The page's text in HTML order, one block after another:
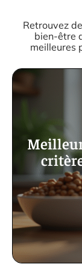
Retrouvez
bien-être
meilleures